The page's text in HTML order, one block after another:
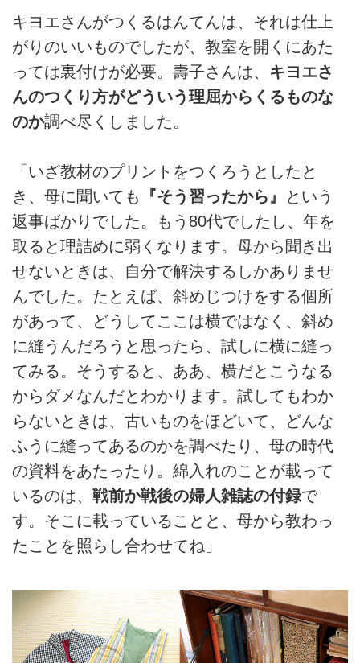
キヨエさんがつくるはんてんは、それは仕上
がりのいいものでしたが、教室を開くにあた
っては裏付けが必要。壽子さんは、 キヨエさ
んのつくり方がどういう理屈からくるものな
のか調べ尽くしました。
「いざ教材のプリントをつくろうとしたと
き、母に聞いても
『そう習ったから』
という
返事ばかりでした。もう80代でしたし、年を
取ると理詰めに弱くなります。母から聞き出
せないときは、自分で解決するしかありませ
んでした。たとえば、斜めじつけをする個所
があって、どうしてここは横ではなく、斜め
に縫うんだろうと思ったら、試しに横に縫っ
てみる。そうすると、ああ、横だとこうなる
からダメなんだとわかります。試してもわか
らないときは、古いものをほどいて、どんな
ふうに縫ってあるのかを調べたり、母の時代
の資料をあたったり。綿入れのことが載って
いるのは、 戦前か戦後の婦人雑誌の付録で
す。そこに載っていることと、母から教わっ
たことを照らし合わせてね」